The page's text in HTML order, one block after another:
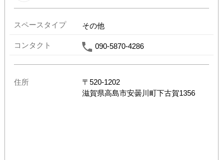
スペースタイプ その他
コンタクト 090-5870-4286
住所 〒 520-1202
滋賀県高島市安曇川町下古賀1356